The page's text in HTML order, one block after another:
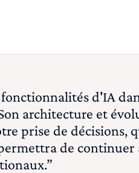
d'IA
architecture et
prise de décisions,
de continuer